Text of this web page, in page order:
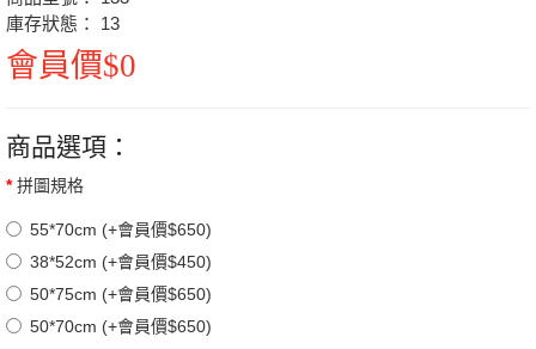
庫存狀態： 13
會員價$0
商品選項：
拼圖規格
55*70cm (+會員價$650)
38*52cm (+會員價$450)
50*75cm (+會員價$650)
50*70cm (+會員價$650)